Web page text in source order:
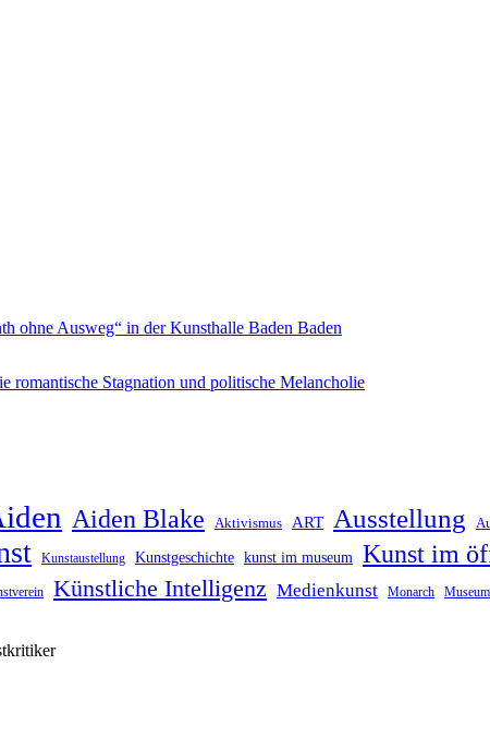
ohne Ausweg“ in der Kunsthalle Baden Baden
romantische Stagnation und politische Melancholie
Aiden Blake Aktivismus ART Ausstellung
Kunstaustellung Kunstgeschichte kunst im museum Kunst im
Künstliche Intelligenz Medienkunst Monarch Museum